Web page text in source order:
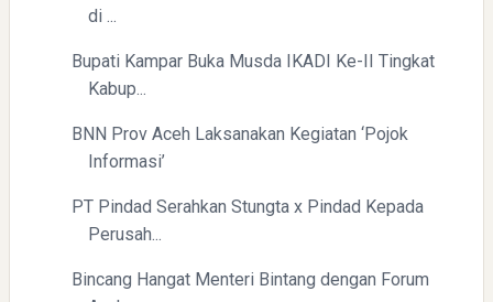
di ...
Bupati Kampar Buka Musda IKADI Ke-II Tingkat
Kabup...
BNN Prov Aceh Laksanakan Kegiatan ‘Pojok
Informasi’
PT Pindad Serahkan Stungta x Pindad Kepada
Perusah...
Bincang Hangat Menteri Bintang dengan Forum